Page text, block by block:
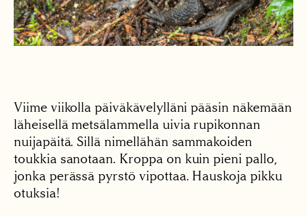
Viime viikolla päiväkävelylläni pääsin näkemään
läheisellä metsälammella uivia rupikonnan
nuijapäitä. Sillä nimellähän sammakoiden
toukkia sanotaan. Kroppa on kuin pieni pallo,
jonka perässä pyrstö vipottaa. Hauskoja pikku
otuksia!